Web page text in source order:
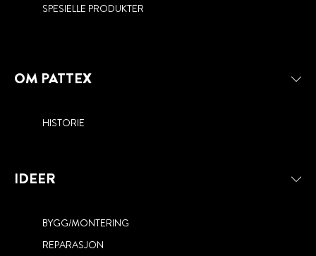
SPESIELLE PRODUKTER
OM PATTEX
HISTORIE
IDEER
BYGG/MONTERING
REPARASJON